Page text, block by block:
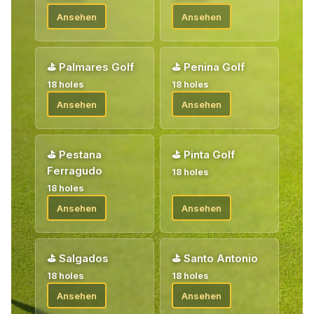
Bei Ihrer Ankunft erhalten Sie alle Informationen von unserem
Golfleiter vor Ort.
Ansehen Ansehen
⛳ Palmares Golf
18 holes
Ansehen
⛳ Penina Golf
18 holes
Ansehen
⛳ Pestana
Ferragudo
18 holes
Ansehen
⛳ Pinta Golf
18 holes
Ansehen
⛳ Salgados
18 holes
Ansehen
⛳ Santo Antonio
18 holes
Ansehen